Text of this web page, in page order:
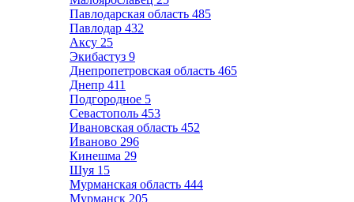
Павлодарская область 485
Павлодар 432
Аксу 25
Экибастуз 9
Днепропетровская область 465
Днепр 411
Подгородное 5
Севастополь 453
Ивановская область 452
Иваново 296
Кинешма 29
Шуя 15
Мурманская область 444
Мурманск 205